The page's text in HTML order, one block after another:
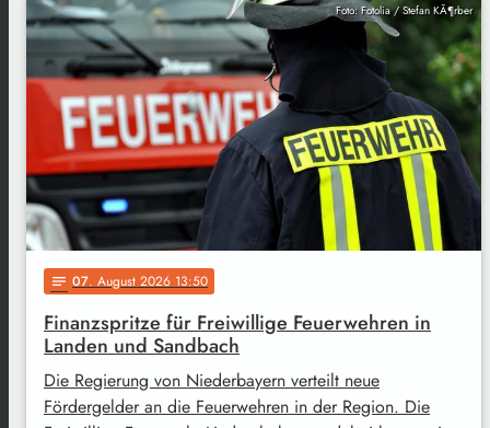
Foto: Fotolia / Stefan KÃ¶rber
notes 07. August 2026 13:50
Finanzspritze für Freiwillige Feuerwehren in
Landen und Sandbach
Die Regierung von Niederbayern verteilt neue
Fördergelder an die Feuerwehren in der Region. Die